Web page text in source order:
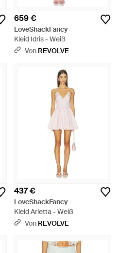
659 €
LoveShackFancy
Kleid Idris - Weiß
Von REVOLVE
437 €
LoveShackFancy
Kleid Arletta - Weiß
Von REVOLVE